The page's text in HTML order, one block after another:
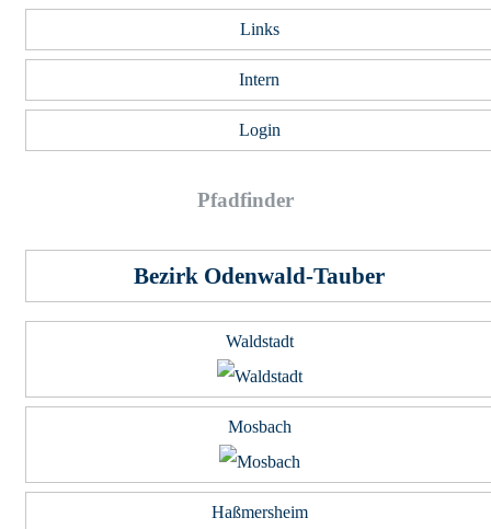
Links
Intern
Login
Pfad­fin­der
Bezirk Odenwald-Tauber
Waldstadt
Mosbach
Haßmersheim